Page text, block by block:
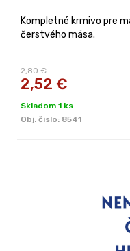
Kompletné krmivo pre
čerstvého mäsa.
2,80 €
2,52 €
Skladom 1 ks
Obj. čislo: 8541